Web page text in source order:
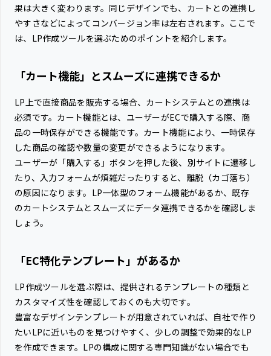
果は大きく変わります。同じデザインでも、カートとの連携し
やすさなどによってコンバージョン率は左右されます。ここで
は、LP作成ツールを選ぶためのポイントを紹介します。
「カート機能」とスムーズに連携できるか
LP上で直接商品を販売する場合、カートシステムとの連携は
必須です。カート機能とは、ユーザーがECで購入する際、商
品の一時保存ができる機能です。カート機能により、一時保存
した商品の確認や数量の変更ができるようになります。
ユーザーが「購入する」ボタンを押した後、別サイトに遷移し
たり、入力フォームが煩雑だったりすると、離脱（カゴ落ち）
の原因になります。LP一体型のフォーム機能があるか、既存
のカートシステムとスムーズにデータ連携できるかを確認しま
しょう。
「EC特化テンプレート」があるか
LP作成ツールを選ぶ際は、提供されるテンプレートの種類と
カスタマイズ性を確認しておくのも大切です。
豊富なデザインテンプレートが用意されていれば、自社で作り
たいLPに近いものを見つけやすく、少しの調整で効果的なLP
を作成できます。LPの構成に関する専門知識がない場合でも